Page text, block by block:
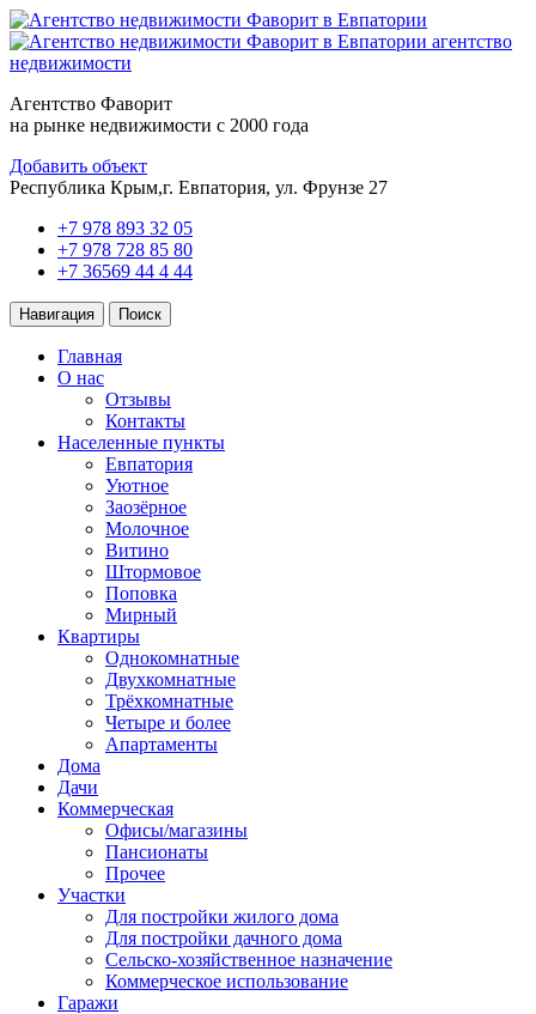
агентство
недвижимости
Агентство Фаворит
на рынке недвижимости с 2000 года
Добавить объект
Республика Крым,г. Евпатория, ул. Фрунзе 27
+7 978 893 32 05
+7 978 728 85 80
+7 36569 44 4 44
Навигация Поиск
Главная
О нас
Отзывы
Контакты
Населенные пункты
Евпатория
Уютное
Заозёрное
Молочное
Витино
Штормовое
Поповка
Мирный
Квартиры
Однокомнатные
Двухкомнатные
Трёхкомнатные
Четыре и более
Апартаменты
Дома
Дачи
Коммерческая
Офисы/магазины
Пансионаты
Прочее
Участки
Для постройки жилого дома
Для постройки дачного дома
Сельско-хозяйственное назначение
Коммерческое использование
Гаражи